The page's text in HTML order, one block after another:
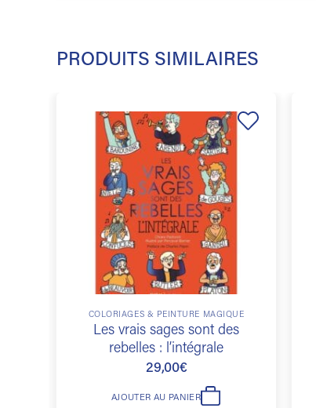
PRODUITS SIMILAIRES
COLORIAGES & PEINTURE MAGIQUE
Les vrais sages sont des
rebelles : l’intégrale
29,00€
AJOUTER AU PANIER